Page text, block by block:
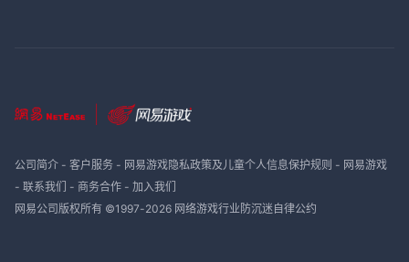
公司简介- 客户服务- 网易游戏隐私政策及儿童个人信息保护规则 - 网易游戏
- 联系我们 - 商务合作- 加入我们
网易公司版权所有 ©1997-2026 网络游戏行业防沉迷自律公约